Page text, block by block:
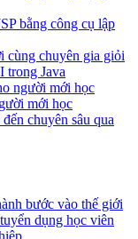
bằng công cụ lập
cùng chuyên gia giỏi
trong Java
người mới học
mới học
chuyên sâu qua
bước vào thế giới
dụng học viên